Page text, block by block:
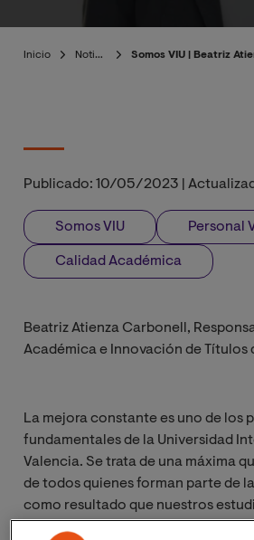
Inicio Noticias Somos VIU | Beatriz
Publicado: 10/05/2023
Somos VIU Personal
Calidad Académica
Beatriz Atienza Carbonell,
Académica e Innovación de Títulos
La mejora constante es uno de los
fundamentales de la Universidad
Valencia. Se trata de una máxima
de todos quienes forman parte de
como resultado que nuestros